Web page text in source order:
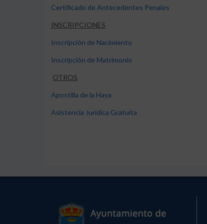
Certificado de Antecedentes Penales
INSCRIPCIONES
Inscripción de Nacimiento
Inscripción de Matrimonio
OTROS
Apostilla de la Haya
Asistencia Jurídica Gratuita